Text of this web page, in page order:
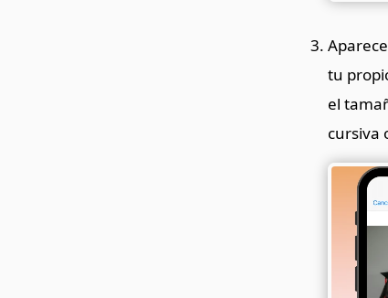
tu
el
cursiva